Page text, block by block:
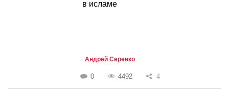
в исламе
Андрей Серенко
0 4492 4